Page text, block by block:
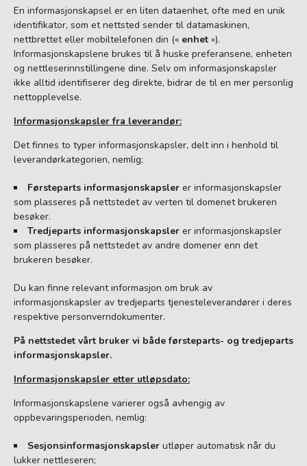
En informasjonskapsel er en liten dataenhet, ofte med en unik
identifikator, som et nettsted sender til datamaskinen,
nettbrettet eller mobiltelefonen din (« enhet »).
Informasjonskapslene brukes til å huske preferansene, enheten
og nettleserinnstillingene dine. Selv om informasjonskapsler
ikke alltid identifiserer deg direkte, bidrar de til en mer personlig
nettopplevelse.
Informasjonskapsler fra leverandør:
Det finnes to typer informasjonskapsler, delt inn i henhold til
leverandørkategorien, nemlig:
Førsteparts informasjonskapsler er informasjonskapsler
som plasseres på nettstedet av verten til domenet brukeren
besøker.
Tredjeparts informasjonskapsler er informasjonskapsler
som plasseres på nettstedet av andre domener enn det
brukeren besøker.
Du kan finne relevant informasjon om bruk av
informasjonskapsler av tredjeparts tjenesteleverandører i deres
respektive personverndokumenter.
På nettstedet vårt bruker vi både førsteparts- og tredjeparts
informasjonskapsler.
Informasjonskapsler etter utløpsdato:
Informasjonskapslene varierer også avhengig av
oppbevaringsperioden, nemlig:
Sesjonsinformasjonskapsler utløper automatisk når du
lukker nettleseren;